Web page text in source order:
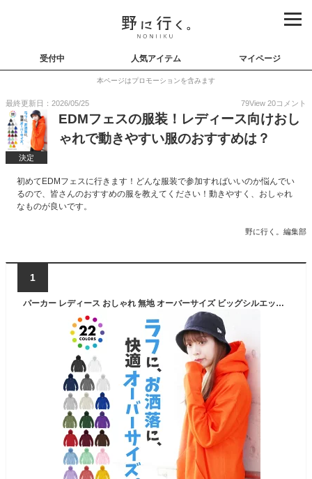
受付中 人気アイテム マイページ
本ページはプロモーションを含みます
最終更新日：2026/05/25 79View 20コメント
決定
EDMフェスの服装！レディース向けおし
ゃれで動きやすい服のおすすめは？
初めてEDMフェスに行きます！どんな服装で参加すればいいのか悩んでい
るので、皆さんのおすすめの服を教えてください！動きやすく、おしゃれ
なものが良いです。
野に行く。編集部
1
パーカー レディース おしゃれ 無地 オーバーサイズ ビッグシルエット ギルダン スウェット GILDAN 春 秋 冬 お揃い ペア コーデ スエット 彼氏 彼女 HIP HOP ヒップホップ ダンス 衣装 ストリート 部屋着 かわいい